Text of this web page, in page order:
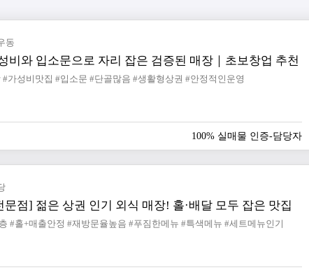
동
비와 입소문으로 자리 잡은 검증된 매장｜초보창업 추천
가성비맛집 #입소문 #단골많음 #생활형상권 #안정적인운영
100% 실매물 인증-담당자
점] 젊은 상권 인기 외식 매장! 홀·배달 모두 잡은 맛집
#홀+매출안정 #재방문율높음 #푸짐한메뉴 #특색메뉴 #세트메뉴인기